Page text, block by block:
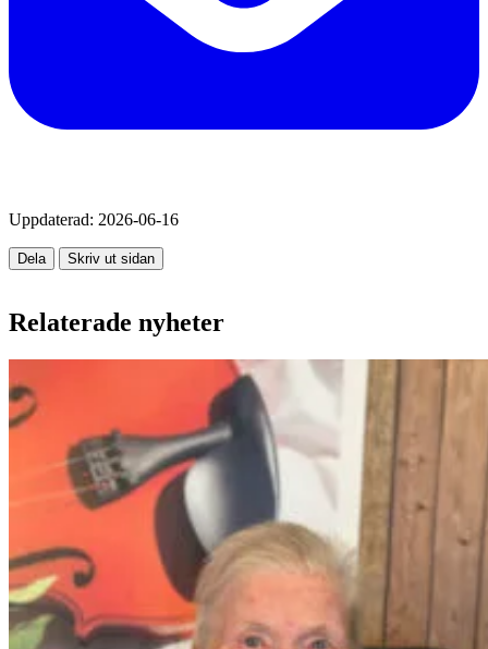
Uppdaterad: 2026-06-16
Dela Skriv ut sidan
Relaterade nyheter